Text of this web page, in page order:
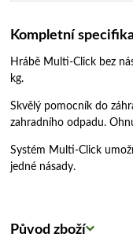
Kompletní
Hrábě Multi-Click bez
kg.
Skvělý pomocník do
zahradního odpadu.
Systém Multi-Click
jedné násady.
Původ zboží